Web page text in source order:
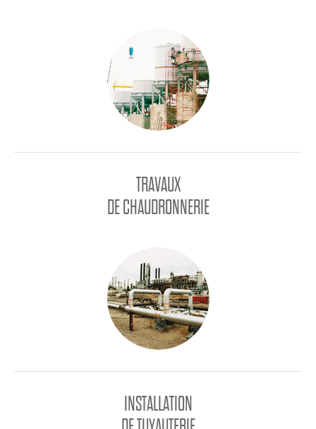
TRAVAUX
DE CHAUDRONNERIE
INSTALLATION